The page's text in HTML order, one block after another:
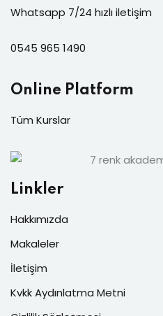
Whatsapp 7/24 hızlı iletişim
0545 965 1490
Online Platform
Tüm Kurslar
Linkler
Hakkımızda
Makaleler
İletişim
Kvkk Aydınlatma Metni